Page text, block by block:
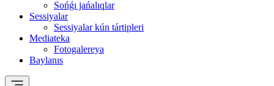
Sońǵı jańalıqlar
Sessiyalar
Sessiyalar kún tártipleri
Mediateka
Fotogalereya
Baylanıs